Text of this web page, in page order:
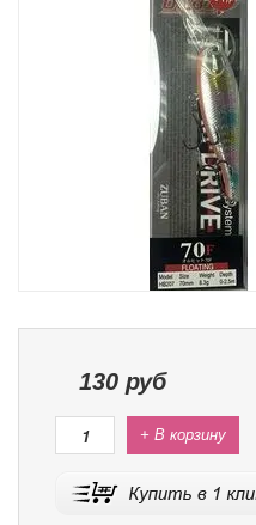
130 руб
+ В корзину